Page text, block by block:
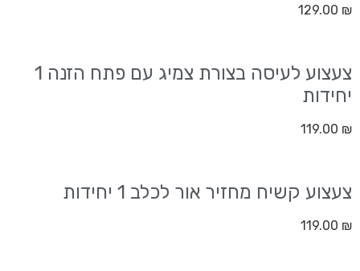
129.00 ₪
צעצוע לעיסה בצורת צמיג עם פתח הזנה 1
יחידות
119.00 ₪
צעצוע קשיח מחזיר אור לכלב 1 יחידות
119.00 ₪